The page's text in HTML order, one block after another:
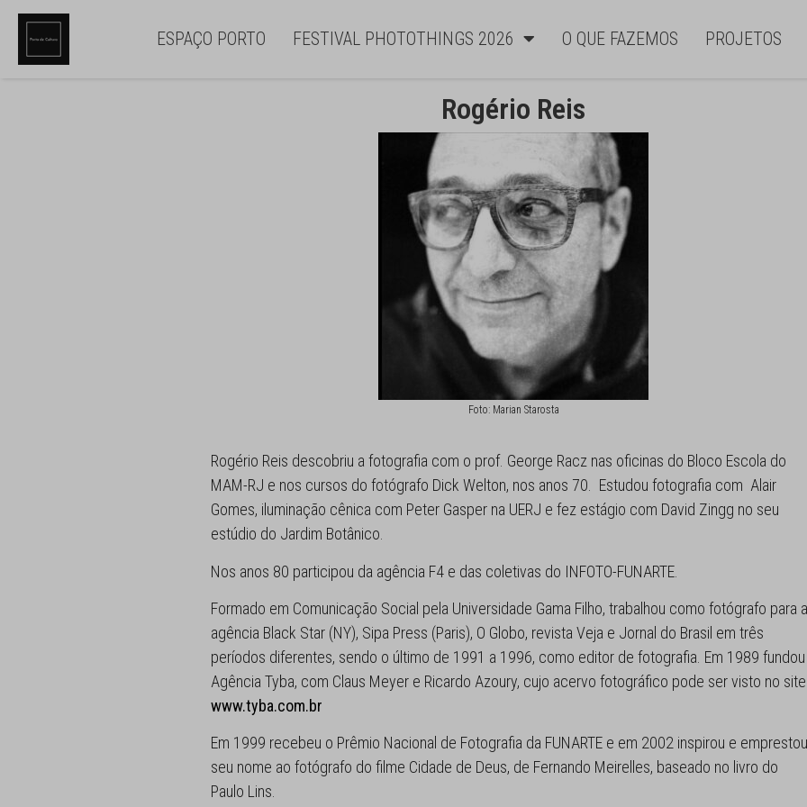
ESPAÇO PORTO FESTIVAL PHOTOTHINGS 2026 O QUE FAZEMOS PROJETOS
Rogério Reis
Foto: Marian Starosta
Rogério Reis descobriu a fotografia com o prof. George Racz nas oficinas do Bloco Escola do
MAM-RJ e nos cursos do fotógrafo Dick Welton, nos anos 70. Estudou fotografia com Alair
Gomes, iluminação cênica com Peter Gasper na UERJ e fez estágio com David Zingg no seu
estúdio do Jardim Botânico.
Nos anos 80 participou da agência F4 e das coletivas do INFOTO-FUNARTE.
Formado em Comunicação Social pela Universidade Gama Filho, trabalhou como fotógrafo para a
agência Black Star (NY), Sipa Press (Paris), O Globo, revista Veja e Jornal do Brasil em três
períodos diferentes, sendo o último de 1991 a 1996, como editor de fotografia. Em 1989 fundou
Agência Tyba, com Claus Meyer e Ricardo Azoury, cujo acervo fotográfico pode ser visto no site
www.tyba.com.br
Em 1999 recebeu o Prêmio Nacional de Fotografia da FUNARTE e em 2002 inspirou e emprestou
seu nome ao fotógrafo do filme Cidade de Deus, de Fernando Meirelles, baseado no livro do
Paulo Lins.